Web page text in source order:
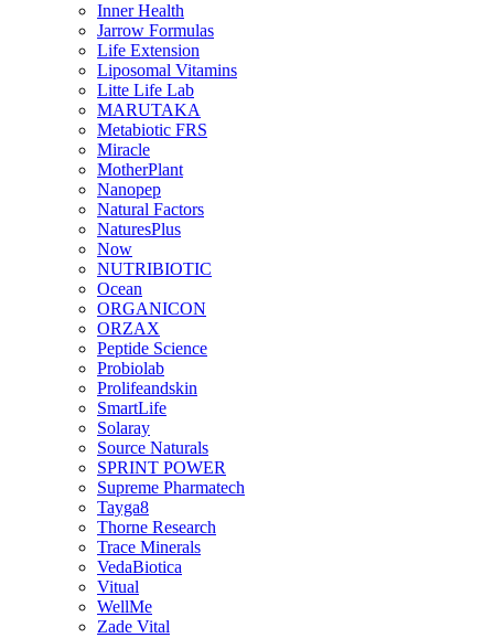
Inner Health
Jarrow Formulas
Life Extension
Liposomal Vitamins
Litte Life Lab
MARUTAKA
Metabiotic FRS
Miracle
MotherPlant
Nanopep
Natural Factors
NaturesPlus
Now
NUTRIBIOTIC
Ocean
ORGANICON
ORZAX
Peptide Science
Probiolab
Prolifeandskin
SmartLife
Solaray
Source Naturals
SPRINT POWER
Supreme Pharmatech
Tayga8
Thorne Research
Trace Minerals
VedaBiotica
Vitual
WellMe
Zade Vital